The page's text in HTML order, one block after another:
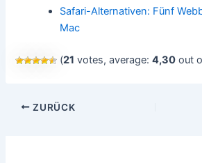
Safari-Alternativen: Fünf
Mac
(21 votes, average:4,30 out
Beitragsnavigation
ZURÜCK